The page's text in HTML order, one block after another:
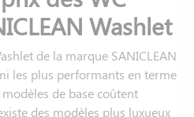
Washlet
de la marque SANICLEAN
les plus performants en terme
de base coûtent
des modèles plus luxueux